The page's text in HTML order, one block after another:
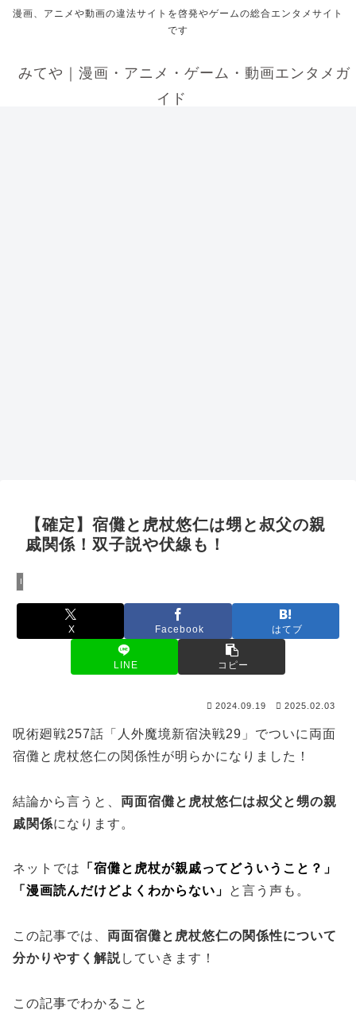
漫画、アニメや動画の違法サイトを啓発やゲームの総合エンタメサイト
です
みてや｜漫画・アニメ・ゲーム・動画エンタメガ
イド
【確定】宿儺と虎杖悠仁は甥と叔父の親
戚関係！双子説や伏線も！
X Facebook はてブ
LINE コピー
2024.09.19 2025.02.03
呪術廻戦257話「人外魔境新宿決戦29」でついに両面
宿儺と虎杖悠仁の関係性が明らかになりました！
結論から言うと、 両面宿儺と虎杖悠仁は叔父と甥の親
戚関係になります。
ネットでは
「宿儺と虎杖が親戚ってどういうこと？」
「漫画読んだけどよくわからない」
と言う声も。
この記事では、 両面宿儺と虎杖悠仁の関係性について
分かりやすく解説していきます！
この記事でわかること